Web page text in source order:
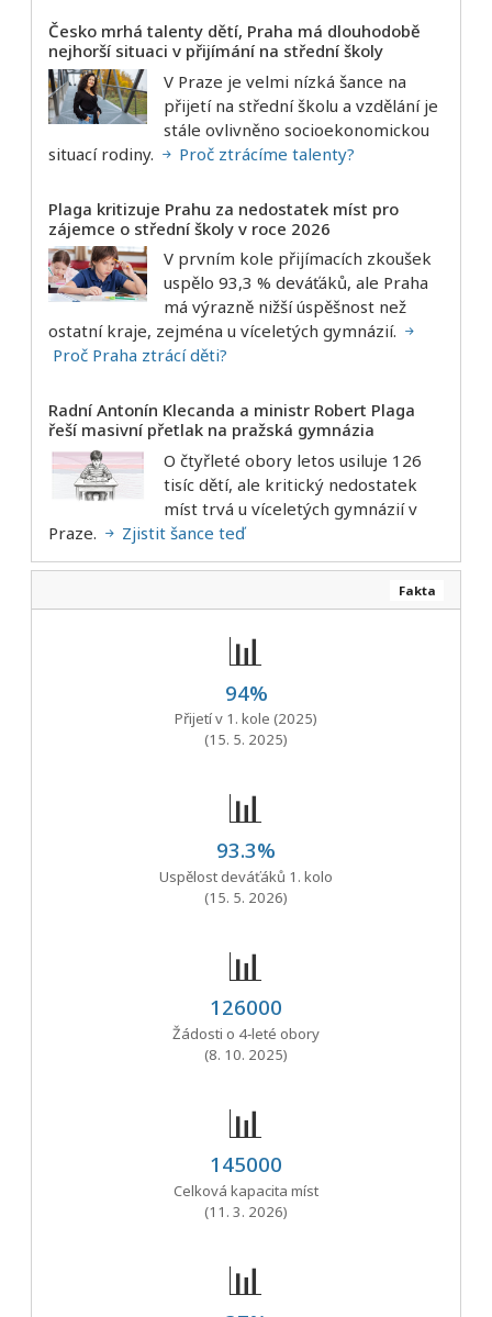
Česko mrhá talenty dětí, Praha má dlouhodobě
nejhorší situaci v přijímání na střední školy
V Praze je velmi nízká šance na
přijetí na střední školu a vzdělání je
stále ovlivněno socioekonomickou
situací rodiny.
Proč ztrácíme talenty?
Plaga kritizuje Prahu za nedostatek míst pro
zájemce o střední školy v roce 2026
V prvním kole přijímacích zkoušek
uspělo 93,3 % deváťáků, ale Praha
má výrazně nižší úspěšnost než
ostatní kraje, zejména u víceletých gymnázií.
Proč Praha ztrácí děti?
Radní Antonín Klecanda a ministr Robert Plaga
řeší masivní přetlak na pražská gymnázia
O čtyřleté obory letos usiluje 126
tisíc dětí, ale kritický nedostatek
míst trvá u víceletých gymnázií v
Praze.
Zjistit šance teď
Fakta
📊
94%
Přijetí v 1. kole (2025)
(15. 5. 2025)
📊
93.3%
Uspělost deváťáků 1. kolo
(15. 5. 2026)
📊
126000
Žádosti o 4‑leté obory
(8. 10. 2025)
📊
145000
Celková kapacita míst
(11. 3. 2026)
📊